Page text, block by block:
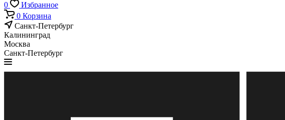
0
Избранное
0 Корзина
Санкт-Петербург
Калининград
Москва
Санкт-Петербург